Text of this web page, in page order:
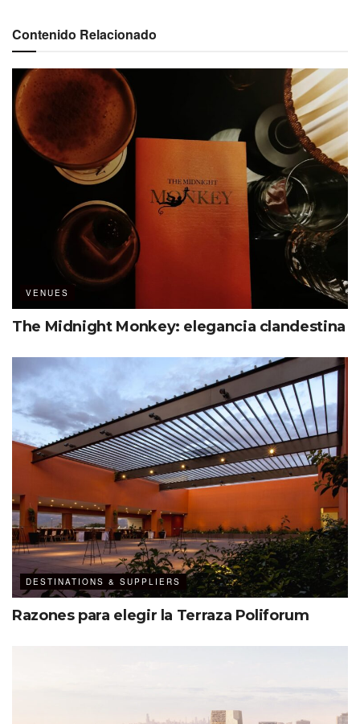
Una publicación compartida por adidas arena (@adidasarena)
Tras el evento deportivo más importante del año, buscará
posicionarse como uno de los venues más importantes
para e-sports, conciertos, espectáculos, encuentros
culturales y de negocios en la capital francesa. Además,
será casa del club Paris Basketball.
Arena Adidas en números
8,000 localidades para eventos deportivos
9,000 asientos para conciertos
Sala para reuniones
2 gimnasios
indoor youtdoor
Arena Adidas contribuirá a la recuperación integral de la
Contenido Relacionado
VENUES
The Midnight Monkey: elegancia clandestina
DESTINATIONS & SUPPLIERS
Razones para elegir la Terraza Poliforum